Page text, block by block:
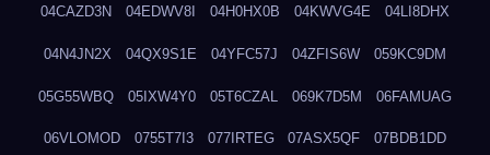
04CAZD3N 04EDWV8I 04H0HX0B 04KWVG4E 04LI8DHX
04N4JN2X 04QX9S1E 04YFC57J 04ZFIS6W 059KC9DM
05G55WBQ 05IXW4Y0 05T6CZAL 069K7D5M 06FAMUAG
06VLOMOD 0755T7I3 077IRTEG 07ASX5QF 07BDB1DD